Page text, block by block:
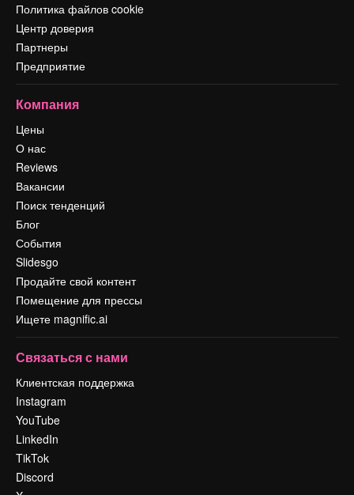
Политика файлов cookie
Центр доверия
Партнеры
Предприятие
Компания
Цены
О нас
Reviews
Вакансии
Поиск тенденций
Блог
События
Slidesgo
Продайте свой контент
Помещение для прессы
Ищете magnific.ai
Связаться с нами
Клиентская поддержка
Instagram
YouTube
LinkedIn
TikTok
Discord